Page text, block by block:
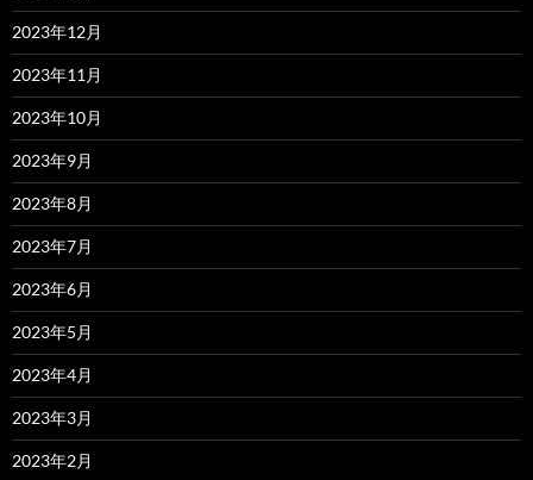
2023年12月
2023年11月
2023年10月
2023年9月
2023年8月
2023年7月
2023年6月
2023年5月
2023年4月
2023年3月
2023年2月